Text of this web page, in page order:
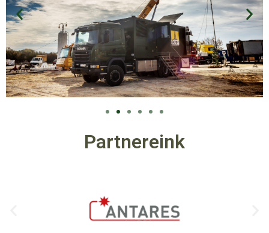
Partnereink